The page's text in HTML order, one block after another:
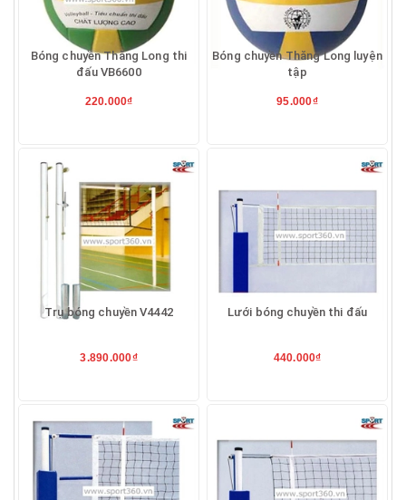
Bóng chuyền Thăng Long thi
đấu VB6600
220.000₫
Bóng chuyền Thăng Long luyện
tập
95.000₫
Trụ bóng chuyền V4442
3.890.000₫
Lưới bóng chuyền thi đấu
440.000₫